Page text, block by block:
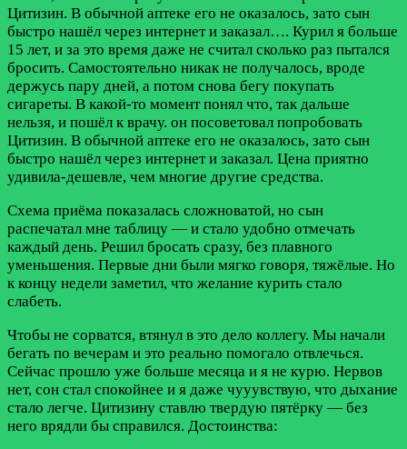
Цитизин. В обычной аптеке его не оказалось, зато сын
быстро нашёл через интернет и заказал…. Курил я больше
15 лет, и за это время даже не считал сколько раз пытался
бросить. Самостоятельно никак не получалось, вроде
держусь пару дней, а потом снова бегу покупать
сигареты. В какой-то момент понял что, так дальше
нельзя, и пошёл к врачу. он посоветовал попробовать
Цитизин. В обычной аптеке его не оказалось, зато сын
быстро нашёл через интернет и заказал. Цена приятно
удивила-дешевле, чем многие другие средства.
Схема приёма показалась сложноватой, но сын
распечатал мне таблицу — и стало удобно отмечать
каждый день. Решил бросать сразу, без плавного
уменьшения. Первые дни были мягко говоря, тяжёлые. Но
к концу недели заметил, что желание курить стало
слабеть.
Чтобы не сорватся, втянул в это дело коллегу. Мы начали
бегать по вечерам и это реально помогало отвлечься.
Сейчас прошло уже больше месяца и я не курю. Нервов
нет, сон стал спокойнее и я даже чууувствую, что дыхание
стало легче. Цитизину ставлю твердую пятёрку — без
него врядли бы справился. Достоинства: